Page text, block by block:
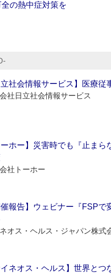
の熱中症対策を
立社会情報サービス】医療
社日立社会情報サービス
ーホー】災害時でも『止ま
社トーホー
催報告】ウェビナー『FSP
オス・ヘルス・ジャパン株式
イネオス・ヘルス】世界と